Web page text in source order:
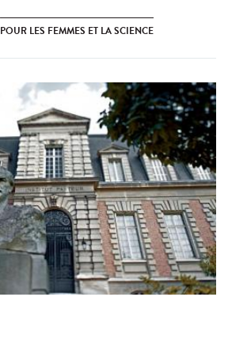
POUR LES FEMMES ET LA SCIENCE